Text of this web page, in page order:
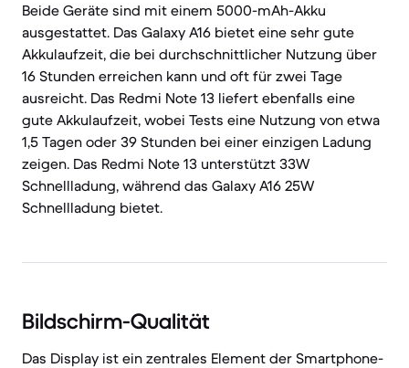
Beide Geräte sind mit einem 5000-mAh-Akku
ausgestattet. Das Galaxy A16 bietet eine sehr gute
Akkulaufzeit, die bei durchschnittlicher Nutzung über
16 Stunden erreichen kann und oft für zwei Tage
ausreicht. Das Redmi Note 13 liefert ebenfalls eine
gute Akkulaufzeit, wobei Tests eine Nutzung von etwa
1,5 Tagen oder 39 Stunden bei einer einzigen Ladung
zeigen. Das Redmi Note 13 unterstützt 33W
Schnellladung, während das Galaxy A16 25W
Schnellladung bietet.
Bildschirm-Qualität
Das Display ist ein zentrales Element der Smartphone-